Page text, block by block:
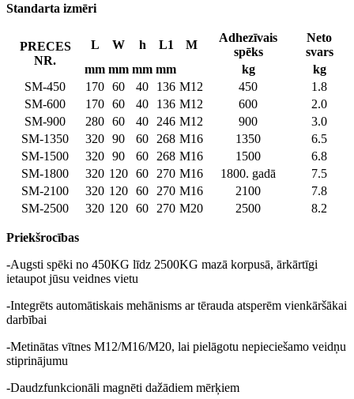
Standarta izmēri
PRECES
NR.
L W h L1 M
Adhezīvais
spēks
Neto
svars
mm mm mm mm kg
kg
SM-450
170 60 40 136 M12 450
1.8
SM-600
170 60 40 136 M12 600
2.0
SM-900
280 60 40 246 M12 900
3.0
SM-1350
320 90 60 268 M16 1350
6.5
SM-1500
320 90 60 268 M16 1500
6.8
SM-1800
320 120 60 270 M16 1800. gadā
7.5
SM-2100
320 120 60 270 M16 2100
7.8
SM-2500
320 120 60 270 M20 2500 8.2
Priekšrocības
-Augsti spēki no 450KG līdz 2500KG mazā korpusā, ārkārtīgi
ietaupot jūsu veidnes vietu
-Integrēts automātiskais mehānisms ar tērauda atsperēm vienkāršākai
darbībai
-Metinātas vītnes M12/M16/M20, lai pielāgotu nepieciešamo veidņu
stiprinājumu
-Daudzfunkcionāli magnēti dažādiem mērķiem